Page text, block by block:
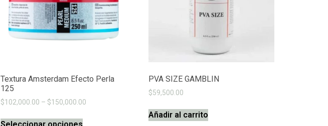
Textura Amsterdam Efecto Perla
125
$102,000.00 – $150,000.00
PVA SIZE GAMBLIN
$59,500.00
Añadir al carrito